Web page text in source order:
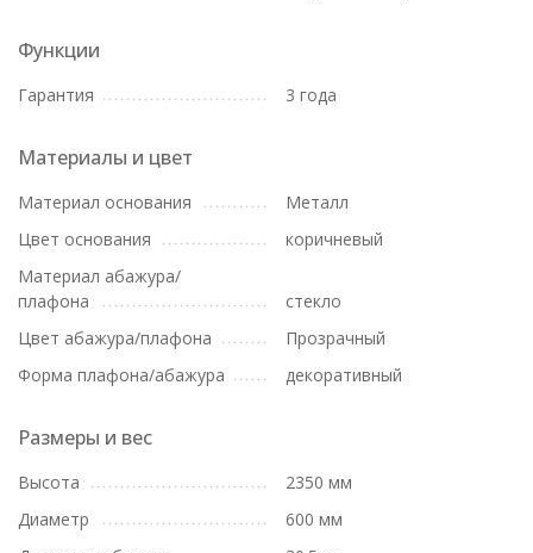
Функции
Гарантия 3 года
Материалы и цвет
Материал основания
Металл
Цвет основания
коричневый
Материал абажура/
плафона
стекло
Цвет абажура/плафона
Прозрачный
Форма плафона/абажура
декоративный
Размеры и вес
Высота
2350 мм
Диаметр
600 мм